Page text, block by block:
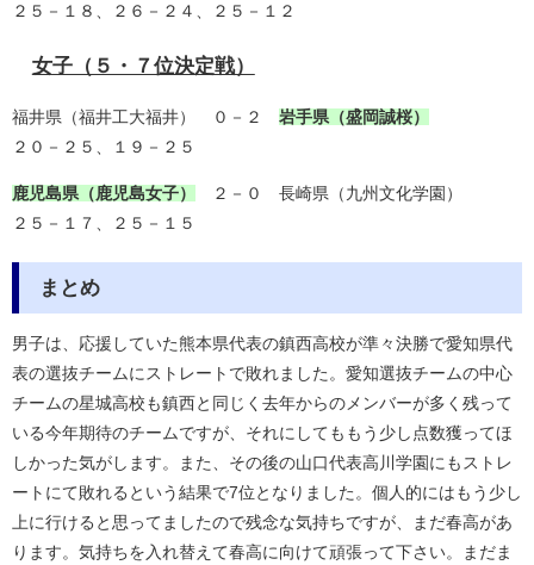
２５－１８、２６－２４、２５－１２
女子（５・７位決定戦）
福井県（福井工大福井） ０－２ 岩手県（盛岡誠桜）
２０－２５、１９－２５
鹿児島県（鹿児島女子）
２－０ 長崎県（九州文化学園）
２５－１７、２５－１５
まとめ
男子は、応援していた熊本県代表の鎮西高校が準々決勝で愛知県代
表の選抜チームにストレートで敗れました。愛知選抜チームの中心
チームの星城高校も鎮西と同じく去年からのメンバーが多く残って
いる今年期待のチームですが、それにしてももう少し点数獲ってほ
しかった気がします。また、その後の山口代表高川学園にもストレ
ートにて敗れるという結果で7位となりました。個人的にはもう少し
上に行けると思ってましたので残念な気持ちですが、まだ春高があ
ります。気持ちを入れ替えて春高に向けて頑張って下さい。まだま